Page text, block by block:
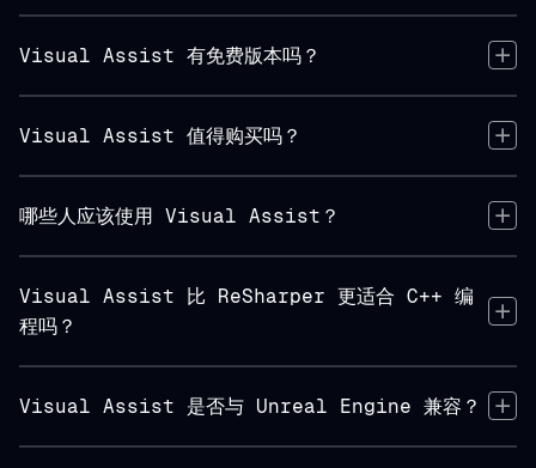
Visual Assist 有免费版本吗？
Visual Assist 值得购买吗？
哪些人应该使用 Visual Assist？
Visual Assist 比 ReSharper 更适合 C++ 编
程吗？
Visual Assist 是否与 Unreal Engine 兼容？